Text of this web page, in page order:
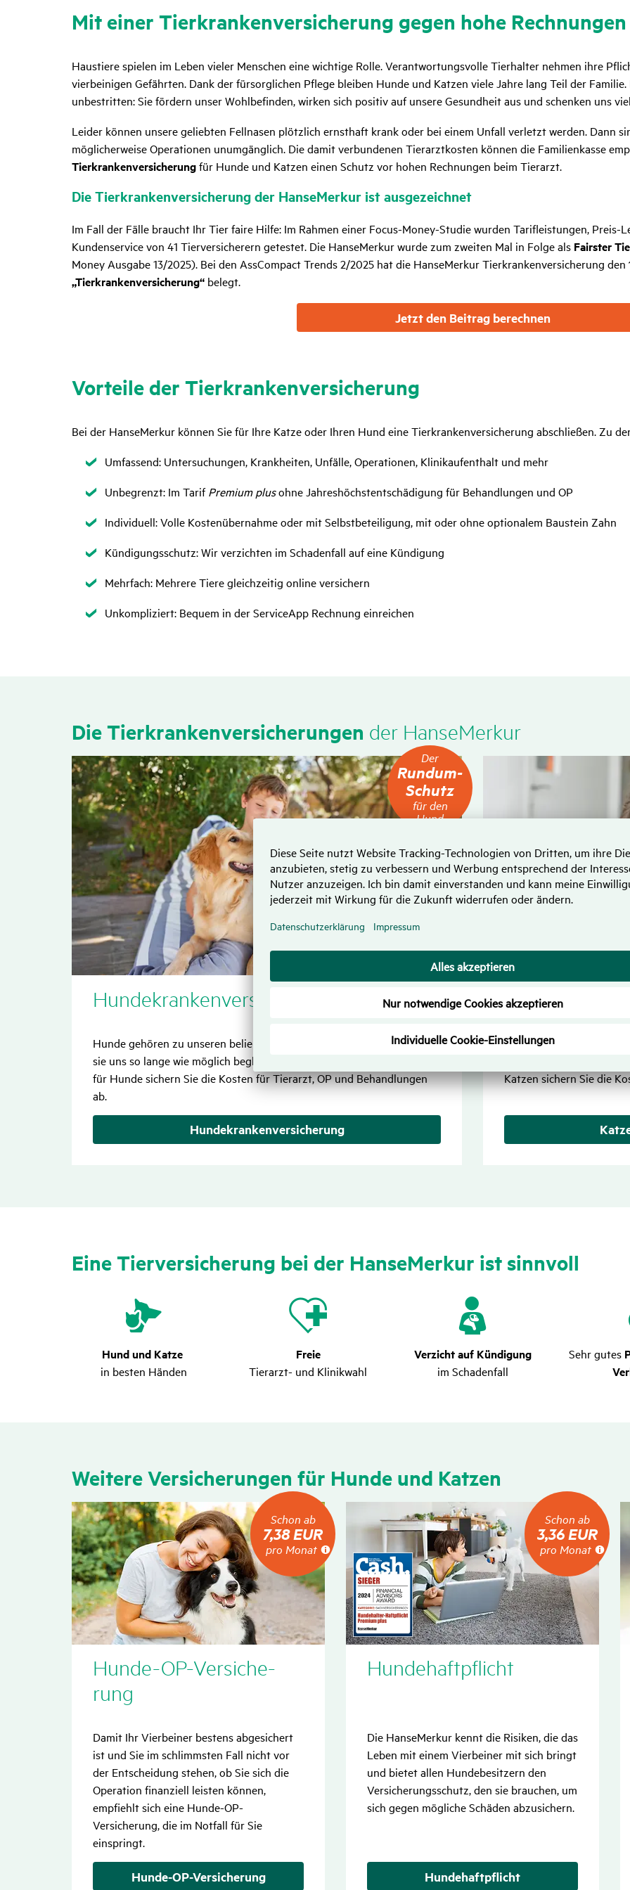
Mit einer Tier­kran­ken­ver­si­che­rung gegen hohe
Haustiere spielen im Leben vieler Menschen eine wichtige Rolle. Verantwortungsvolle Tierhalter nehmen ihre
vierbeinigen Gefährten. Dank der fürsorglichen Pflege bleiben Hunde und Katzen viele Jahre lang Teil der
unbestritten: Sie fördern unser Wohlbefinden, wirken sich positiv auf unsere Gesundheit aus und schenken uns
Leider können unsere geliebten Fellnasen plötzlich ernsthaft krank oder bei einem Unfall verletzt werden. Dann
möglicherweise Operationen unumgänglich. Die damit verbundenen Tierarztkosten können die Familienkasse
Tierkrankenversicherungfür Hunde und Katzen einen Schutz vor hohen Rechnungen beim Tierarzt.
Die Tier­kran­ken­ver­si­che­rung der HanseMerkur ist ausge­zeichnet
Im Fall der Fälle braucht Ihr Tier faire Hilfe: Im Rahmen einer Focus-Money-Studie wurden Tarifleistungen,
Kundenservice von 41 Tierversicherern getestet. Die HanseMerkur wurde zum zweiten Mal in Folge als Fairster
Money Ausgabe 13/2025). Bei den AssCompact Trends 2/2025 hat die HanseMerkur Tierkrankenversicherung den
„Tierkrankenversicherung“ belegt.
Jetzt den Beitrag berechnen
Vorteile der Tier­kran­ken­ver­si­che­rung
Bei der HanseMerkur können Sie für Ihre Katze oder Ihren Hund eine Tierkrankenversicherung abschließen. Zu
Zutreffend
Umfassend: Untersuchungen, Krankheiten, Unfälle, Operationen, Klinikaufenthalt und mehr
Zutreffend
Unbegrenzt: Im TarifPremium plusohne Jahreshöchstentschädigung für Behandlungen und OP
Zutreffend
Individuell: Volle Kostenübernahme oder mit Selbstbeteiligung, mit oder ohne optionalem Baustein Zahn
Zutreffend
Kündigungsschutz: Wir verzichten im Schadenfall auf eine Kündigung
Zutreffend
Mehrfach: Mehrere Tiere gleichzeitig online versichern
Zutreffend
Unkompliziert: Bequem in der ServiceApp Rechnung einreichen
Die Tier­kran­ken­ver­si­che­rungen der HanseMerkur
Der
Rundum-
Schutz
für
den
Hund
Der
Rundum-
Schutz
für den
Hund
Hunde­kran­ken­ver­si­che­rung
Hunde gehören zu unseren beliebtesten Haustieren. Wir wollen, dass
sie uns so lange wie möglich begleiten. Mit der Krankenversicherung
für Hunde sichern Sie die Kosten für Tierarzt, OP und Behandlungen
ab.
Hundekranken­versicherung
Katzen gehören zu
uns so lange wie
Katzen sichern Sie die
Eine Tier­ver­si­che­rung bei der HanseMerkur ist sinn­voll
Hund und Katze
in besten Händen
Freie
Tierarzt- und Klinikwahl
Verzicht auf Kündigung
im Schadenfall
Sehr gutes
Weitere Versi­che­rungen für Hunde und Katzen
Schon
ab
7,38
EUR
pro
Monat
Schon ab
7,38 EUR
pro Monat
Hunde-OP-Versi­che­
rung
Damit Ihr Vierbeiner bestens abgesichert
ist und Sie im schlimmsten Fall nicht vor
der Entscheidung stehen, ob Sie sich die
Operation finanziell leisten können,
empfiehlt sich eine Hunde-OP-
Versicherung, die im Notfall für Sie
einspringt.
Hunde-OP-Versicherung
Schon
ab
3,36
EUR
pro
Monat
Schon ab
3,36 EUR
pro Monat
Hunde­haft­pflicht­
Die HanseMerkur kennt die Risiken, die das
Leben mit einem Vierbeiner mit sich bringt
und bietet allen Hunde­besitzern den
Versicherungs­schutz, den sie brauchen, um
sich gegen mögliche Schäden abzusichern.
Hundehaftpflicht